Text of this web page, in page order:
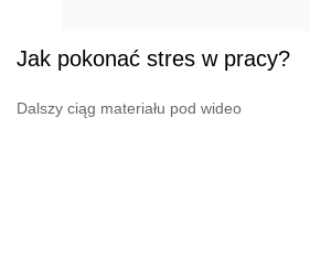
Jak pokonać stres w pracy?
Dalszy ciąg materiału pod wideo